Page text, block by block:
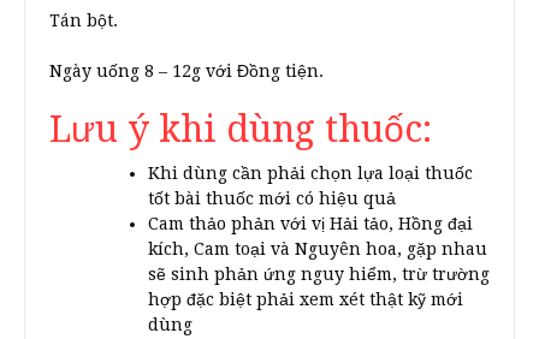
Tán bột.
Ngày uống 8 – 12g với Đồng tiện.
Lưu ý khi dùng thuốc:
Khi dùng cần phải chọn lựa loại thuốc
tốt bài thuốc mới có hiệu quả
Cam thảo phản với vị Hải tảo, Hồng đại
kích, Cam toại và Nguyên hoa, gặp nhau
sẽ sinh phản ứng nguy hiểm, trừ trường
hợp đặc biệt phải xem xét thật kỹ mới
dùng